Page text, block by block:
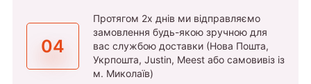
04
Протягом 2х днів ми відправляємо
замовлення будь-якою зручною для
вас службою доставки (Нова Пошта,
Укрпошта, Justin, Meest або самовивіз із
м. Миколаїв)